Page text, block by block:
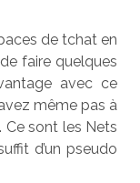
de tchat en
faire quelques
avec ce
même pas à
Ce sont les Nets
d’un pseudo